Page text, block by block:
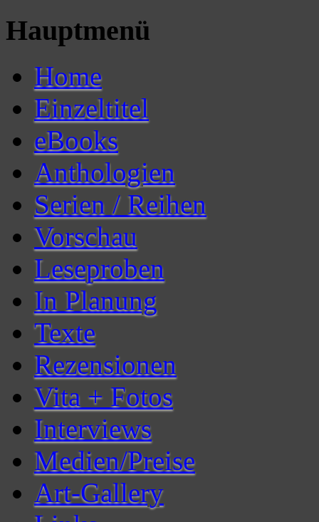
Hauptmenü
Home
Einzeltitel
eBooks
Anthologien
Serien / Reihen
Vorschau
Leseproben
In Planung
Texte
Rezensionen
Vita + Fotos
Interviews
Medien/Preise
Art-Gallery